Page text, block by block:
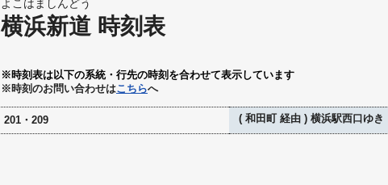
よこはましんどう
横浜新道 時刻表
※時刻表は以下の系統・行先の時刻を合わせて表示しています
※時刻のお問い合わせはこちらへ
201・209 ( 和田町 経由 ) 横浜駅西口ゆき